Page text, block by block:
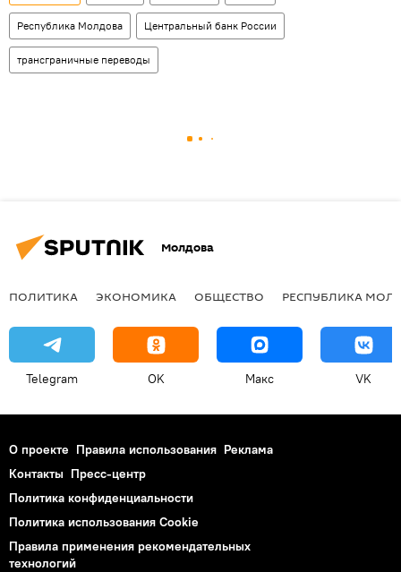
Республика Молдова Центральный банк России
трансграничные переводы
Молдова
ПОЛИТИКА ЭКОНОМИКА ОБЩЕСТВО РЕСПУБЛИКА
Telegram OK Макс VK
О проекте Правила использования Реклама
Контакты Пресс-центр
Политика конфиденциальности
Политика использования Cookie
Правила применения рекомендательных
технологий